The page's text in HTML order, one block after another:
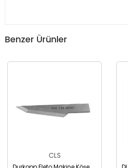
Benzer Ürünler
CLS